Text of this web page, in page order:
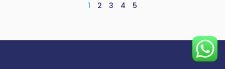
1 2 3 4 5